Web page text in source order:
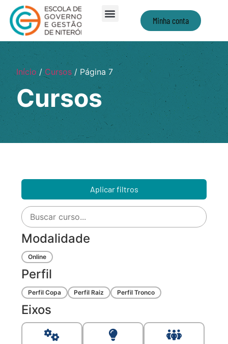
Minha conta
Início/Cursos/ Página 7
Cursos
Aplicar filtros
Modalidade
Online
Perfil
Perfil Copa Perfil Raiz Perfil Tronco
Eixos